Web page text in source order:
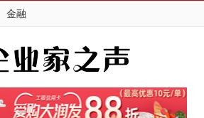
金融